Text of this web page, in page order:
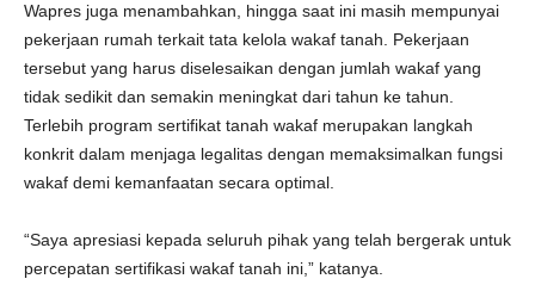
Wapres juga menambahkan, hingga saat ini masih mempunyai
pekerjaan rumah terkait tata kelola wakaf tanah. Pekerjaan
tersebut yang harus diselesaikan dengan jumlah wakaf yang
tidak sedikit dan semakin meningkat dari tahun ke tahun.
Terlebih program sertifikat tanah wakaf merupakan langkah
konkrit dalam menjaga legalitas dengan memaksimalkan fungsi
wakaf demi kemanfaatan secara optimal.
“Saya apresiasi kepada seluruh pihak yang telah bergerak untuk
percepatan sertifikasi wakaf tanah ini,” katanya.